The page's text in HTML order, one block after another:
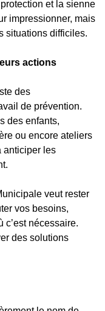
et la sienne
impressionner, mais
situations difficiles.
actions
des
de prévention.
des enfants,
ou encore ateliers
anticiper les
veut rester
vos besoins,
c’est nécessaire.
des solutions